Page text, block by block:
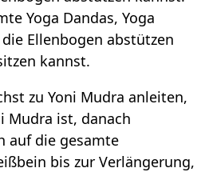
Yoga Dandas, Yoga
Ellenbogen abstützen
kannst.
zu Yoni Mudra anleiten,
Mudra ist, danach
auf die gesamte
bis zur Verlängerung,